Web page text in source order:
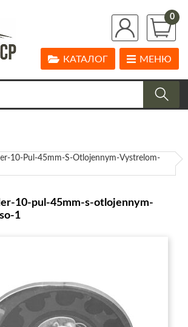
0
МЕНЮ
КАТАЛОГ
10-Pul-45mm-S-Otlojennym-Vystrelom-
10-pul-45mm-s-otlojennym-
1